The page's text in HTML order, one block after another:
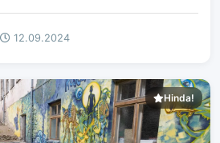
12.09.2024
Hinda!